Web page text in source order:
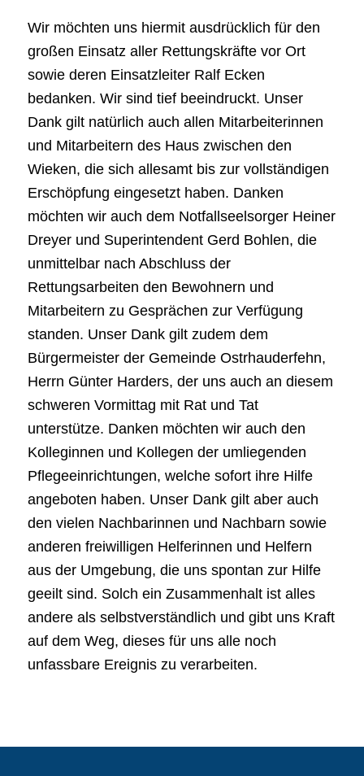
Wir möchten uns hiermit ausdrücklich für den
großen Einsatz aller Rettungskräfte vor Ort
sowie deren Einsatzleiter Ralf Ecken
bedanken. Wir sind tief beeindruckt. Unser
Dank gilt natürlich auch allen Mitarbeiterinnen
und Mitarbeitern des Haus zwischen den
Wieken, die sich allesamt bis zur vollständigen
Erschöpfung eingesetzt haben. Danken
möchten wir auch dem Notfallseelsorger Heiner
Dreyer und Superintendent Gerd Bohlen, die
unmittelbar nach Abschluss der
Rettungsarbeiten den Bewohnern und
Mitarbeitern zu Gesprächen zur Verfügung
standen. Unser Dank gilt zudem dem
Bürgermeister der Gemeinde Ostrhauderfehn,
Herrn Günter Harders, der uns auch an diesem
schweren Vormittag mit Rat und Tat
unterstütze. Danken möchten wir auch den
Kolleginnen und Kollegen der umliegenden
Pflegeeinrichtungen, welche sofort ihre Hilfe
angeboten haben. Unser Dank gilt aber auch
den vielen Nachbarinnen und Nachbarn sowie
anderen freiwilligen Helferinnen und Helfern
aus der Umgebung, die uns spontan zur Hilfe
geeilt sind. Solch ein Zusammenhalt ist alles
andere als selbstverständlich und gibt uns Kraft
auf dem Weg, dieses für uns alle noch
unfassbare Ereignis zu verarbeiten.